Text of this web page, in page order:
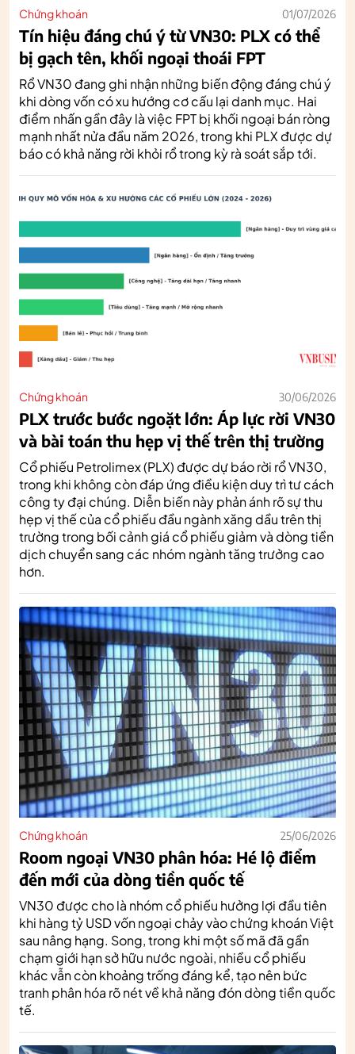
Chứng khoán 01/07/2026
Tín hiệu đáng chú ý từ VN30: PLX có thể
bị gạch tên, khối ngoại thoái FPT
Rổ VN30 đang ghi nhận những biến động đáng chú ý
khi dòng vốn có xu hướng cơ cấu lại danh mục. Hai
điểm nhấn gần đây là việc FPT bị khối ngoại bán ròng
mạnh nhất nửa đầu năm 2026, trong khi PLX được dự
báo có khả năng rời khỏi rổ trong kỳ rà soát sắp tới.
Chứng khoán 30/06/2026
PLX trước bước ngoặt lớn: Áp lực rời VN30
và bài toán thu hẹp vị thế trên thị trường
Cổ phiếu Petrolimex (PLX) được dự báo rời rổ VN30,
trong khi không còn đáp ứng điều kiện duy trì tư cách
công ty đại chúng. Diễn biến này phản ánh rõ sự thu
hẹp vị thế của cổ phiếu đầu ngành xăng dầu trên thị
trường trong bối cảnh giá cổ phiếu giảm và dòng tiền
dịch chuyển sang các nhóm ngành tăng trưởng cao
hơn.
Chứng khoán 25/06/2026
Room ngoại VN30 phân hóa: Hé lộ điểm
đến mới của dòng tiền quốc tế
VN30 được cho là nhóm cổ phiếu hưởng lợi đầu tiên
khi hàng tỷ USD vốn ngoại chảy vào chứng khoán Việt
sau nâng hạng. Song, trong khi một số mã đã gần
chạm giới hạn sở hữu nước ngoài, nhiều cổ phiếu
khác vẫn còn khoảng trống đáng kể, tạo nên bức
tranh phân hóa rõ nét về khả năng đón dòng tiền quốc
tế.